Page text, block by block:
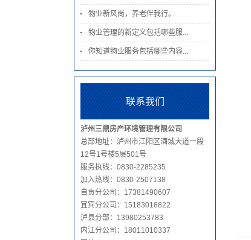
物业新风尚，养老伴我行。
物业管理的新定义包括哪些服...
你知道物业服务包括哪些内容...
联系我们
泸州三鼎房产环境管理有限公司
总部地址：泸州市江阳区酒城大道一段
12号1号楼5层501号
服务执线：0830-2285235
加入热线：0830-2507138
自贡分公司： 17381490607
宜宾分公司：15183018822
泸县分部：13980253783
内江分公司：18011010337